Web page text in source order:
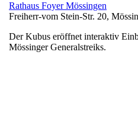
Rathaus Foyer Mössingen
Freiherr-vom Stein-Str. 20,
Der Kubus eröffnet interaktiv
Mössinger Generalstreiks.